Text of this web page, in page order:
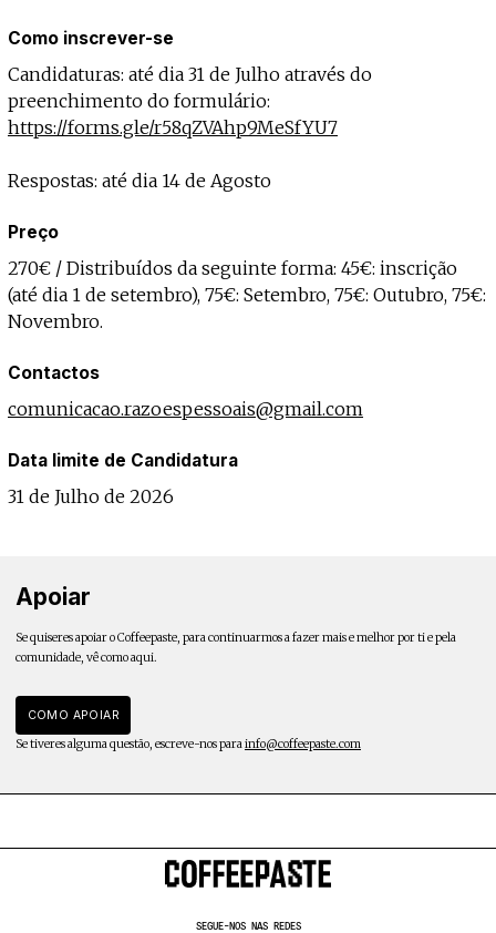
Como inscrever-se
Candidaturas: até dia 31 de Julho através do
preenchimento do formulário:
https://forms.gle/r58qZVAhp9MeSfYU7
Respostas: até dia 14 de Agosto
Preço
270€ / Distribuídos da seguinte forma: 45€: inscrição
(até dia 1 de setembro), 75€: Setembro, 75€: Outubro, 75€:
Novembro.
Contactos
comunicacao.razoespessoais@gmail.com
Data limite de Candidatura
31 de Julho de 2026
Apoiar
Se quiseres apoiar o Coffeepaste, para continuarmos a fazer mais e melhor por ti e pela
comunidade, vê como aqui.
COMO APOIAR
Se tiveres alguma questão, escreve-nos parainfo@coffeepaste.com
SEGUE-NOS NAS REDES